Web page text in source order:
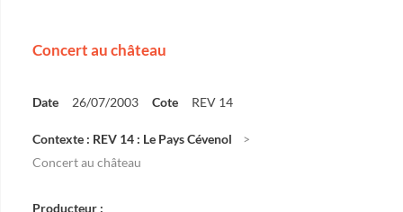
Concert au château
Date 26/07/2003 Cote REV 14
Contexte : REV 14 : Le Pays Cévenol
Concert au château
Producteur :